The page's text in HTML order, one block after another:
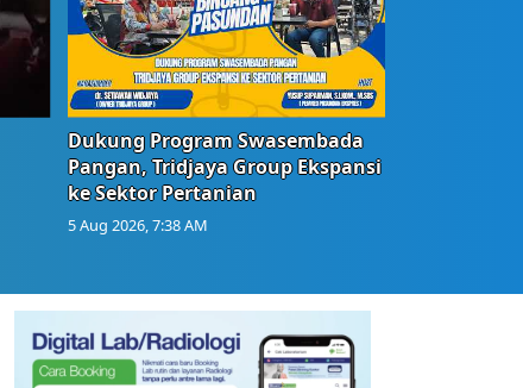
Dukung Program Swasembada
Pangan, Tridjaya Group Ekspansi
ke Sektor Pertanian
5 Aug 2026, 7:38 AM